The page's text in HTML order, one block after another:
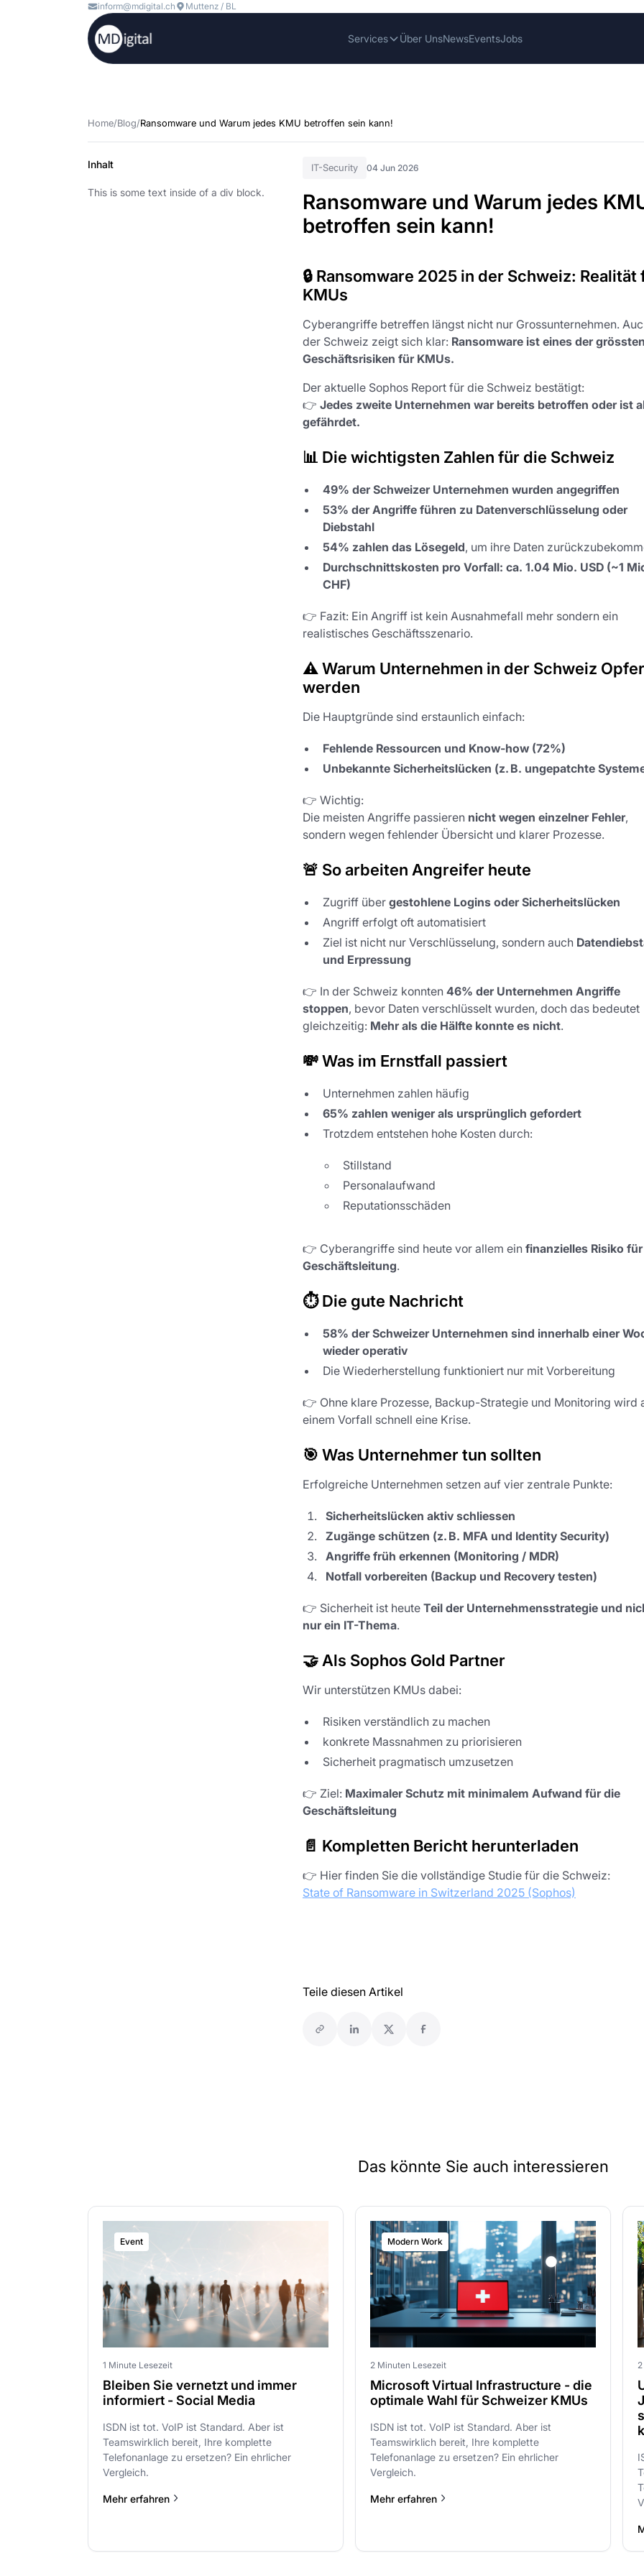
inform@mdigital.ch Muttenz / BL
Services Über UnsNewsEventsJobs
Home/Blog/Ransomware und Warum jedes KMU betroffen sein kann!
Inhalt
This is some text inside of a div block.
IT-Security 04 Jun 2026
Ransomware und Warum jedes
betroffen sein kann!
🔒 Ransomware 2025 in der Schweiz: Realität
KMUs
Cyberangriffe betreffen längst nicht nur Grossunternehmen.
der Schweiz zeigt sich klar: Ransomware ist eines der
Geschäftsrisiken für KMUs.
Der aktuelle Sophos Report für die Schweiz bestätigt:
👉 Jedes zweite Unternehmen war bereits betroffen oder ist
gefährdet.
📊 Die wichtigsten Zahlen für die Schweiz
49% der Schweizer Unternehmen wurden angegriffen
53% der Angriffe führen zu Datenverschlüsselung oder
Diebstahl
54% zahlen das Lösegeld, um ihre Daten
Durchschnittskosten pro Vorfall: ca. 1.04 Mio. USD (~1
CHF)
👉 Fazit: Ein Angriff ist kein Ausnahmefall mehr sondern ein
realistisches Geschäftsszenario.
⚠️ Warum Unternehmen in der Schweiz Opfer
werden
Die Hauptgründe sind erstaunlich einfach:
Fehlende Ressourcen und Know-how (72%)
Unbekannte Sicherheitslücken (z. B. ungepatchte
👉 Wichtig:
Die meisten Angriffe passieren nicht wegen einzelner Fehler,
sondern wegen fehlender Übersicht und klarer Prozesse.
🚨 So arbeiten Angreifer heute
Zugriff über gestohlene Logins oder Sicherheitslücken
Angriff erfolgt oft automatisiert
Ziel ist nicht nur Verschlüsselung, sondern auch
und Erpressung
👉 In der Schweiz konnten 46% der Unternehmen Angriffe
stoppen, bevor Daten verschlüsselt wurden, doch das bedeutet
gleichzeitig: Mehr als die Hälfte konnte es nicht.
💸 Was im Ernstfall passiert
Unternehmen zahlen häufig
65% zahlen weniger als ursprünglich gefordert
Trotzdem entstehen hohe Kosten durch:
Stillstand
Personalaufwand
Reputationsschäden
👉 Cyberangriffe sind heute vor allem ein finanzielles Risiko
Geschäftsleitung.
⏱️ Die gute Nachricht
58% der Schweizer Unternehmen sind innerhalb einer
wieder operativ
Die Wiederherstellung funktioniert nur mit Vorbereitung
👉 Ohne klare Prozesse, Backup-Strategie und Monitoring wird
einem Vorfall schnell eine Krise.
🎯 Was Unternehmer tun sollten
Erfolgreiche Unternehmen setzen auf vier zentrale Punkte:
Sicherheitslücken aktiv schliessen
Zugänge schützen (z. B. MFA und Identity Security)
Angriffe früh erkennen (Monitoring / MDR)
Notfall vorbereiten (Backup und Recovery testen)
👉 Sicherheit ist heute Teil der Unternehmensstrategie und
nur ein IT-Thema.
🤝 Als Sophos Gold Partner
Wir unterstützen KMUs dabei:
Risiken verständlich zu machen
konkrete Massnahmen zu priorisieren
Sicherheit pragmatisch umzusetzen
👉 Ziel: Maximaler Schutz mit minimalem Aufwand für die
Geschäftsleitung
📄 Kompletten Bericht herunterladen
👉 Hier finden Sie die vollständige Studie für die Schweiz:
State of Ransomware in Switzerland 2025 (Sophos)
Teile diesen Artikel
Das könnte Sie auch interessieren
Event
1 Minute Lesezeit
Bleiben Sie vernetzt und immer
informiert - Social Media
ISDN ist tot. VoIP ist Standard. Aber ist
Teamswirklich bereit, Ihre komplette
Telefonanlage zu ersetzen? Ein ehrlicher
Vergleich.
Mehr erfahren
Modern Work
2 Minuten Lesezeit
Microsoft Virtual Infrastructure - die
optimale Wahl für Schweizer KMUs
ISDN ist tot. VoIP ist Standard. Aber ist
Teamswirklich bereit, Ihre komplette
Telefonanlage zu ersetzen? Ein ehrlicher
Vergleich.
Mehr erfahren